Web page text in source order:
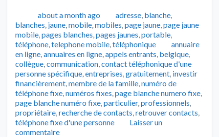
Publié
about a month ago Catégories
adresse, blanche,
blanches, jaune,mobile,mobiles,page jaune,page jaune
mobile,pages blanches,pages jaunes,portable,
téléphone,telephone mobile,téléphonique Tags
annuaire
en ligne,annuaires en ligne,appels entrants, belgique,
collègue,communication,contact téléphonique d'une
personne spécifique,entreprises,gratuitement, investir
financièrement,membre de la famille,numéro de
téléphone fixe,numéros fixes,page blanche numero fixe,
page blanche numéro fixe,particulier,professionnels,
propriétaire,recherche de contacts,retrouver contacts,
téléphone fixe d'une personne
Laisser un
commentaire